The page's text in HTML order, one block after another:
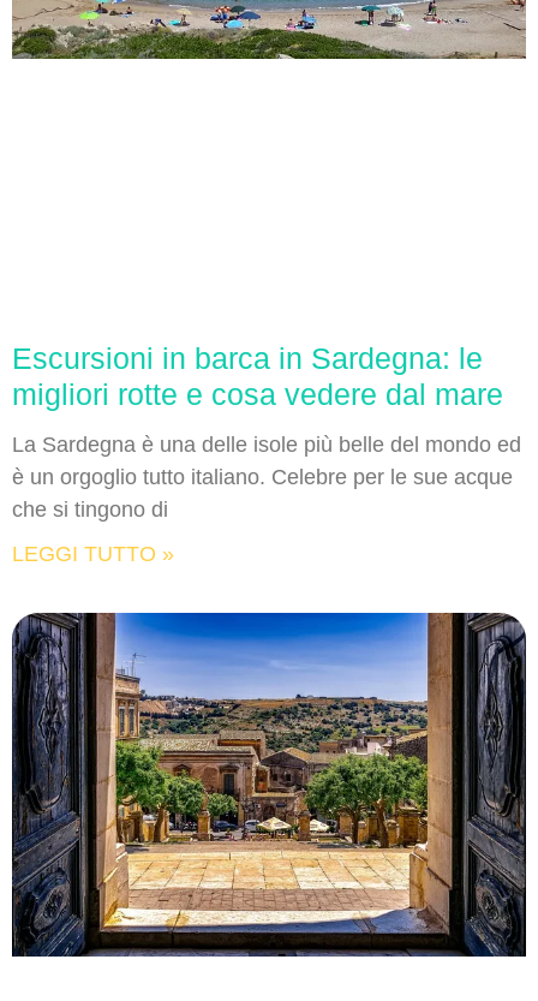
Escursioni in barca in Sardegna: le
migliori rotte e cosa vedere dal mare
La Sardegna è una delle isole più belle del mondo ed
è un orgoglio tutto italiano. Celebre per le sue acque
che si tingono di
LEGGI TUTTO »